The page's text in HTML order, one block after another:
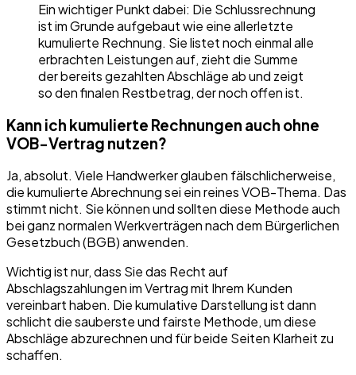
Ein wichtiger Punkt dabei: Die Schlussrechnung
ist im Grunde aufgebaut wie eine allerletzte
kumulierte Rechnung. Sie listet noch einmal alle
erbrachten Leistungen auf, zieht die Summe
der bereits gezahlten Abschläge ab und zeigt
so den finalen Restbetrag, der noch offen ist.
Kann ich kumulierte Rechnungen auch ohne
VOB-Vertrag nutzen?
Ja, absolut. Viele Handwerker glauben fälschlicherweise,
die kumulierte Abrechnung sei ein reines VOB-Thema. Das
stimmt nicht. Sie können und sollten diese Methode auch
bei ganz normalen Werkverträgen nach dem Bürgerlichen
Gesetzbuch (BGB) anwenden.
Wichtig ist nur, dass Sie das Recht auf
Abschlagszahlungen im Vertrag mit Ihrem Kunden
vereinbart haben. Die kumulative Darstellung ist dann
schlicht die sauberste und fairste Methode, um diese
Abschläge abzurechnen und für beide Seiten Klarheit zu
schaffen.